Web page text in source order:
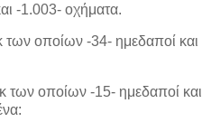
-1.003- οχήματα.
οποίων -34- ημεδαποί και
των οποίων -15- ημεδαποί και